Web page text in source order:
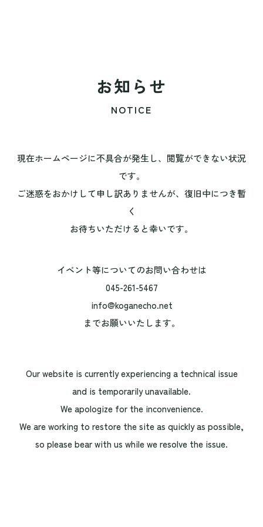
お知らせ
NOTICE
現在ホームページに不具合が発生し、閲覧ができない状況
です。
ご迷惑をおかけして申し訳ありませんが、復旧中につき暫
く
お待ちいただけると幸いです。
イベント等についてのお問い合わせは
045-261-5467
info@koganecho.net
までお願いいたします。
Our website is currently experiencing a technical issue
and is temporarily unavailable.
We apologize for the inconvenience.
We are working to restore the site as quickly as possible,
so please bear with us while we resolve the issue.